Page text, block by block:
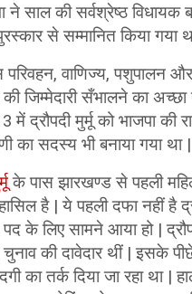
ने साल की सर्वश्रेष्ठ विधायक
से सम्मानित किया गया
परिवहन, वाणिज्य, पशुपालन
की जिम्मेदारी सँभालने का
में द्रौपदी मुर्मू को भाजपा की
का सदस्य भी बनाया गया था |
के पास झारखण्ड से पहली
है | ये पहली दफा नहीं है
पद के लिए सामने आया हो |
चुनाव की दावेदार थीं | इसके
का तर्क दिया जा रहा था |